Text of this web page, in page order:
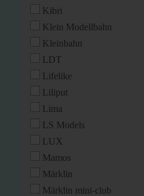
Kibri
Klein Modellbahn
Kleinbahn
LDT
Lifelike
Liliput
Lima
LS Models
LUX
Mamos
Märklin
Märklin mini-club